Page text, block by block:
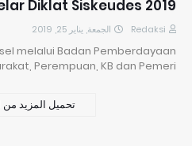
Diklat Siskeudes 2019
Redaksi الجمعة, يناير 25, 2019
melalui Badan Pemberdayaan
Perempuan, KB dan Pemeri…
تحميل المزيد